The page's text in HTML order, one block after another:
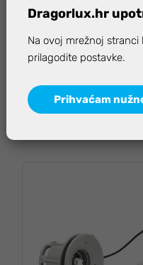
JWA padobran
cilindrični zatvoreni
Pošaljite upit
Dragorlux.hr
Na ovoj mrežnoj stranci
prilagodite postavke.
Prihvaćam